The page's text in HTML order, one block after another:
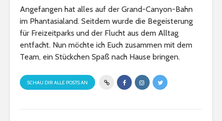
Angefangen hat alles auf der Grand-Canyon-Bahn
im Phantasialand. Seitdem wurde die Begeisterung
für Freizeitparks und der Flucht aus dem Alltag
entfacht. Nun möchte ich Euch zusammen mit dem
Team, ein Stückchen Spaß nach Hause bringen.
SCHAU DIR ALLE POSTS AN